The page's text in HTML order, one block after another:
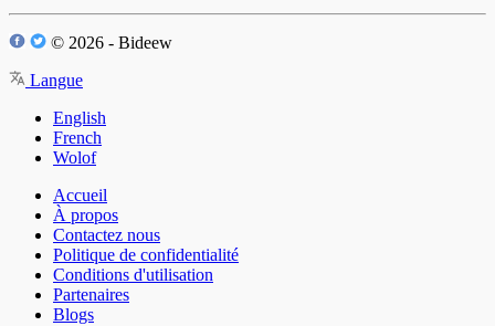
© 2026 - Bideew
Langue
English
French
Wolof
Accueil
À propos
Contactez nous
Politique de confidentialité
Conditions d'utilisation
Partenaires
Blogs